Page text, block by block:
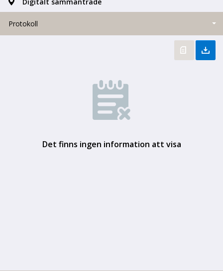
Protokoll
Det finns ingen information att visa